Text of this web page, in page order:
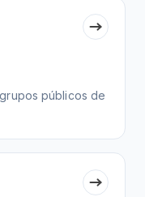
públicos de